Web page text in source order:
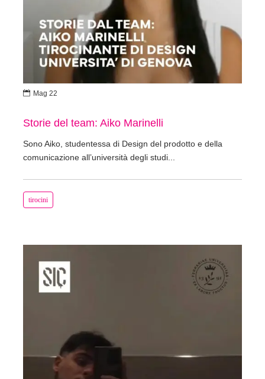
tirocini
Storie del team: Aiko Marinelli
Sono Aiko, studentessa di Design del prodotto e della
comunicazione all’università degli studi...
 Mag 22